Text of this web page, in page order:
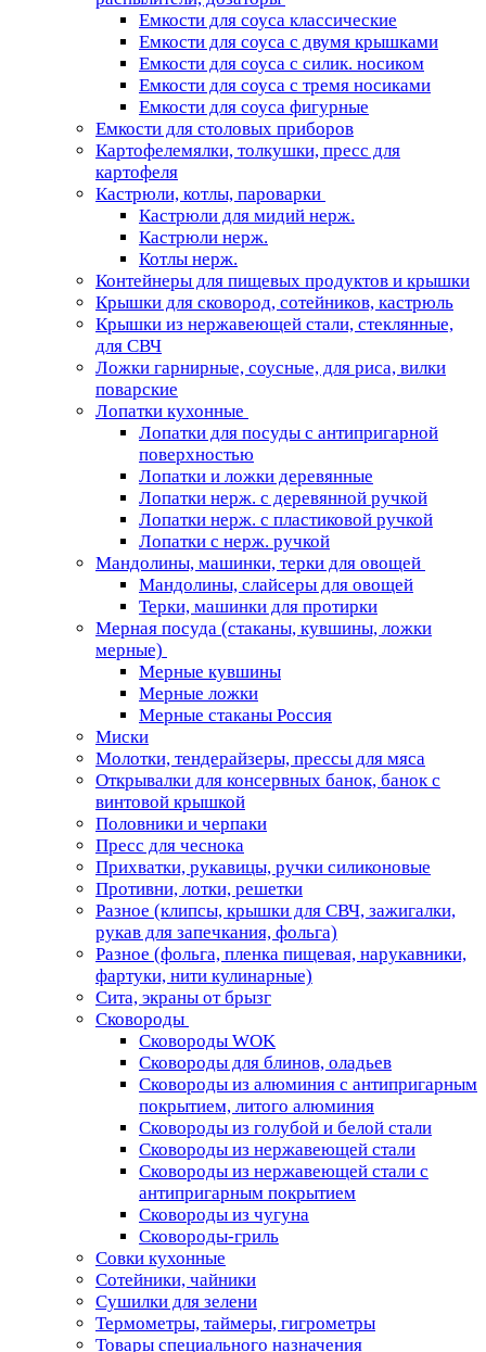
Емкости для соуса классические
Емкости для соуса с двумя крышками
Емкости для соуса с силик. носиком
Емкости для соуса с тремя носиками
Емкости для соуса фигурные
Емкости для столовых приборов
Картофелемялки, толкушки, пресс для
картофеля
Кастрюли, котлы, пароварки
Кастрюли для мидий нерж.
Кастрюли нерж.
Котлы нерж.
Контейнеры для пищевых продуктов и крышки
Крышки для сковород, сотейников, кастрюль
Крышки из нержавеющей стали, стеклянные,
для СВЧ
Ложки гарнирные, соусные, для риса, вилки
поварские
Лопатки кухонные
Лопатки для посуды с антипригарной
поверхностью
Лопатки и ложки деревянные
Лопатки нерж. с деревянной ручкой
Лопатки нерж. с пластиковой ручкой
Лопатки с нерж. ручкой
Мандолины, машинки, терки для овощей
Мандолины, слайсеры для овощей
Терки, машинки для протирки
Мерная посуда (стаканы, кувшины, ложки
мерные)
Мерные кувшины
Мерные ложки
Мерные стаканы Россия
Миски
Молотки, тендерайзеры, прессы для мяса
Открывалки для консервных банок, банок с
винтовой крышкой
Половники и черпаки
Пресс для чеснока
Прихватки, рукавицы, ручки силиконовые
Противни, лотки, решетки
Разное (клипсы, крышки для СВЧ, зажигалки,
рукав для запечкания, фольга)
Разное (фольга, пленка пищевая, нарукавники,
фартуки, нити кулинарные)
Сита, экраны от брызг
Сковороды
Сковороды WOK
Сковороды для блинов, оладьев
Сковороды из алюминия с антипригарным
покрытием, литого алюминия
Сковороды из голубой и белой стали
Сковороды из нержавеющей стали
Сковороды из нержавеющей стали с
антипригарным покрытием
Сковороды из чугуна
Сковороды-гриль
Совки кухонные
Сотейники, чайники
Сушилки для зелени
Термометры, таймеры, гигрометры
Товары специального назначения